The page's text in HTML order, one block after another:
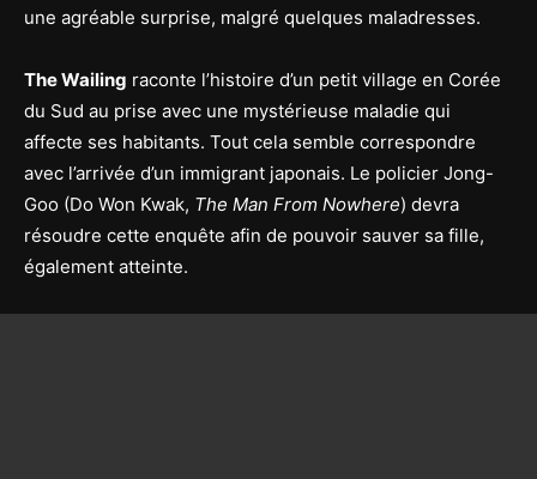
une agréable surprise, malgré quelques maladresses.
The Wailing raconte l’histoire d’un petit village en Corée
du Sud au prise avec une mystérieuse maladie qui
affecte ses habitants. Tout cela semble correspondre
avec l’arrivée d’un immigrant japonais. Le policier Jong-
Goo (Do Won Kwak, The Man From Nowhere) devra
résoudre cette enquête afin de pouvoir sauver sa fille,
également atteinte.